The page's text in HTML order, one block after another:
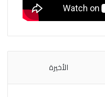
الأخيرة